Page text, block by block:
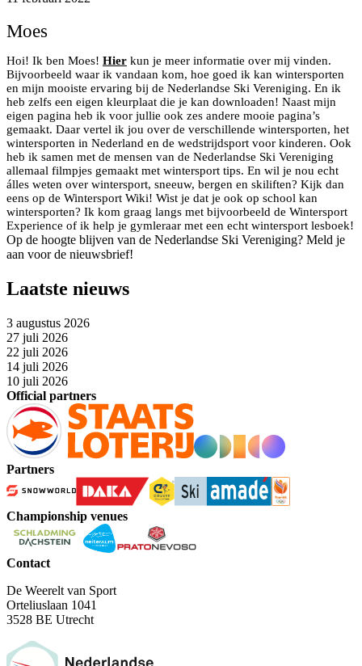
Moes
Hoi! Ik ben Moes! Hier kun je meer informatie over mij vinden.
Bijvoorbeeld waar ik vandaan kom, hoe goed ik kan wintersporten
en mijn mooiste ervaring bij de Nederlandse Ski Vereniging. En ik
heb zelfs een eigen kleurplaat die je kan downloaden! Naast mijn
eigen pagina heb ik voor jullie ook zes andere mooie pagina’s
gemaakt. Daar vertel ik jou over de verschillende wintersporten, het
wintersporten in Nederland en de wedstrijdsport voor kinderen. Ook
heb ik samen met de mensen van de Nederlandse Ski Vereniging
allemaal filmpjes gemaakt met wintersport tips. En wil je nou echt
álles weten over wintersport, sneeuw, bergen en skiliften? Kijk dan
eens op de Wintersport Wiki! Wist je dat je ook op school kan
wintersporten? Ik kom graag langs met bijvoorbeeld de Wintersport
Experience of ik help je gymleraar met een echt wintersport lesboek!
Op de hoogte blijven van de Nederlandse Ski Vereniging? Meld je
aan voor de nieuwsbrief!
Laatste nieuws
3 augustus 2026
27 juli 2026
22 juli 2026
14 juli 2026
10 juli 2026
Official partners
Partners
Championship venues
Contact
De Weerelt van Sport
Orteliuslaan 1041
3528 BE Utrecht